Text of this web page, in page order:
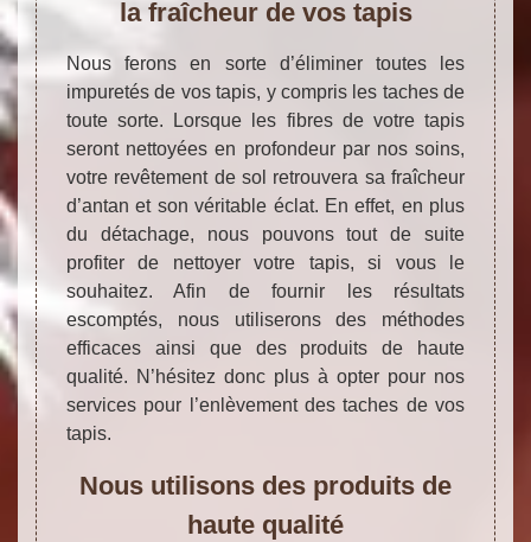
la fraîcheur de vos tapis
Nous ferons en sorte d’éliminer toutes les
impuretés de vos tapis, y compris les taches de
toute sorte. Lorsque les fibres de votre tapis
seront nettoyées en profondeur par nos soins,
votre revêtement de sol retrouvera sa fraîcheur
d’antan et son véritable éclat. En effet, en plus
du détachage, nous pouvons tout de suite
profiter de nettoyer votre tapis, si vous le
souhaitez. Afin de fournir les résultats
escomptés, nous utiliserons des méthodes
efficaces ainsi que des produits de haute
qualité. N’hésitez donc plus à opter pour nos
services pour l’enlèvement des taches de vos
tapis.
Nous utilisons des produits de
haute qualité